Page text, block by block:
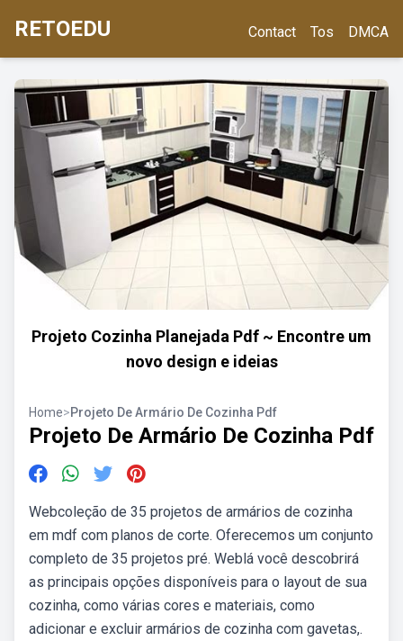
RETOEDU Contact Tos DMCA
Projeto Cozinha Planejada Pdf ~ Encontre um
novo design e ideias
Home>Projeto De Armário De Cozinha Pdf
Projeto De Armário De Cozinha Pdf
Webcoleção de 35 projetos de armários de cozinha
em mdf com planos de corte. Oferecemos um conjunto
completo de 35 projetos pré. Weblá você descobrirá
as principais opções disponíveis para o layout de sua
cozinha, como várias cores e materiais, como
adicionar e excluir armários de cozinha com gavetas,.